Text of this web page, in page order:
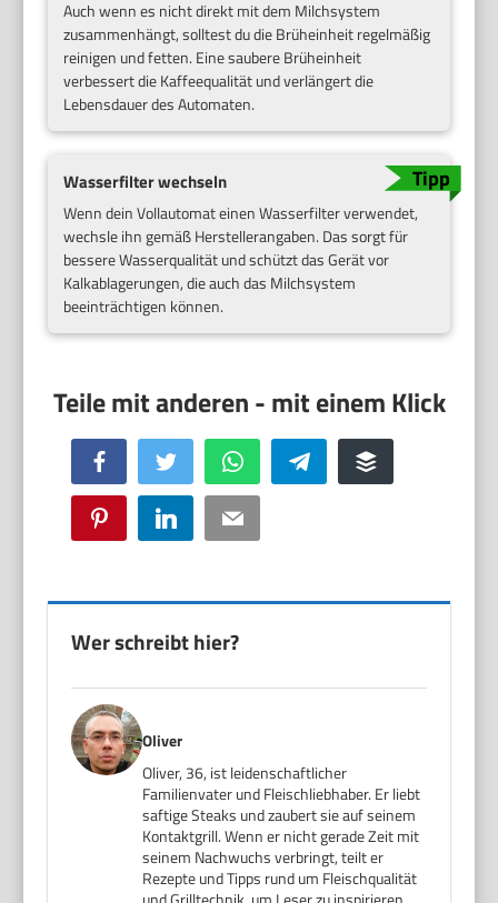
Auch wenn es nicht direkt mit dem Milchsystem
zusammenhängt, solltest du die Brüheinheit regelmäßig
reinigen und fetten. Eine saubere Brüheinheit
verbessert die Kaffeequalität und verlängert die
Lebensdauer des Automaten.
Wasserfilter wechseln
Wenn dein Vollautomat einen Wasserfilter verwendet,
wechsle ihn gemäß Herstellerangaben. Das sorgt für
bessere Wasserqualität und schützt das Gerät vor
Kalkablagerungen, die auch das Milchsystem
beeinträchtigen können.
Facebook Twitter WhatsApp Telegram Buffer
Pinterest LinkedIn Email
Wer schreibt hier?
Oliver
Oliver, 36, ist leidenschaftlicher
Familienvater und Fleischliebhaber. Er liebt
saftige Steaks und zaubert sie auf seinem
Kontaktgrill. Wenn er nicht gerade Zeit mit
seinem Nachwuchs verbringt, teilt er
Rezepte und Tipps rund um Fleischqualität